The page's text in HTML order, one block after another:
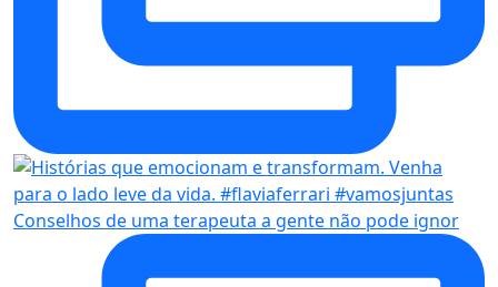
Conselhos de uma terapeuta a gente não pode ignor